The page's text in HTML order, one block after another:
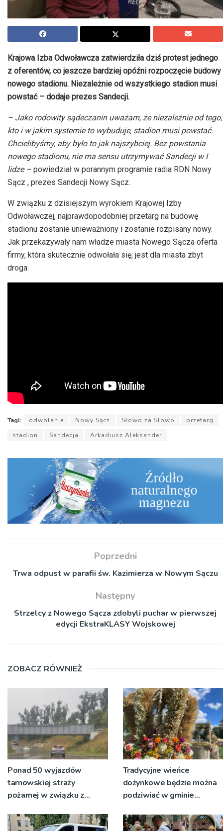
Krajowa Izba Odwoławcza zatwierdziła dziś protest jednego
z oferentów, co jeszcze bardziej opóźni rozpoczęcie budowy
nowego stadionu. Niezależnie od wszystkiego stadion musi
powstać – dodaje prezes Sandecji.
– Jako rodowity sądeczanin uważam, że niezależnie od tego,
kto i w jakim systemie to wybuduje, stadion musi powstać.
Chcielibyśmy, aby było to jak najszybciej. Bez powstania
nowego stadionu, nie ma sensu utrzymywać Sandecji w I
lidze – powiedział w porannym programie radia RDN Nowy
Sącz , prezes Sandecji Nowy Sącz.
W związku z dzisiejszym wyrokiem Krajowej Izby
Odwoławczej, najprawdopodobniej przetarg na budowę
stadionu zostanie unieważniony i zostanie rozpisany nowy.
Jak przekazywały nam władze miasta Nowego Sącza oferta
firmy, która skutecznie odwołała się, jest dla miasta zbyt
droga.
Tagi: odwołanie Nowy Sącz Słowo za Słowo
przetarg
stadion
Sandecja Arkadiusz Aleksander
Poprzedni
Trwa odpust w parafii św. Kazimierza w Nowym Sączu
Następny
Strzelcy z Nowego Sącza zdobyli puchar w pierwszej
edycji EkstraKLASY Wojskowej
ZOBACZ RÓWNIEŻ
Ponad 50 wyjazdów
tarnowskiej straży
pożarnej w związku z
Tradycyjne wieńce
dożynkowe będzie można
podziwiać w gminie